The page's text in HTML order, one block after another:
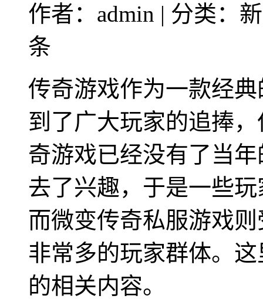
作者：admin | 分类：
条
传奇游戏作为一款经
到了广大玩家的追捧
奇游戏已经没有了当
去了兴趣，于是一些
而微变传奇私服游戏
非常多的玩家群体。
的相关内容。